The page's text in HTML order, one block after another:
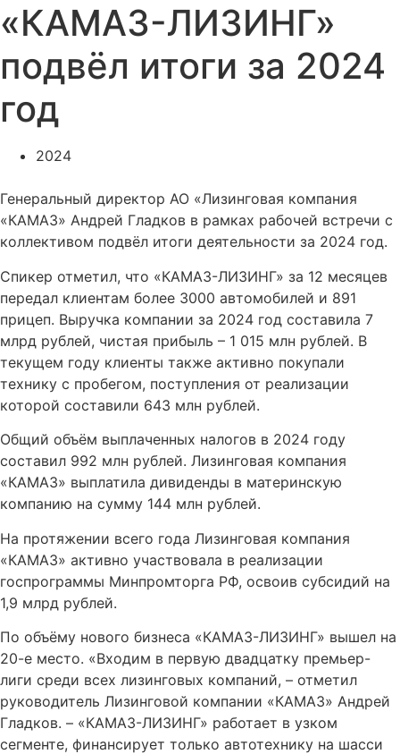
«КАМАЗ-ЛИЗИНГ»
подвёл итоги за 2024
год
2024
Генеральный директор АО «Лизинговая компания
«КАМАЗ» Андрей Гладков в рамках рабочей встречи с
коллективом подвёл итоги деятельности за 2024 год.
Спикер отметил, что «КАМАЗ-ЛИЗИНГ» за 12 месяцев
передал клиентам более 3000 автомобилей и 891
прицеп. Выручка компании за 2024 год составила 7
млрд рублей, чистая прибыль – 1 015 млн рублей. В
текущем году клиенты также активно покупали
технику с пробегом, поступления от реализации
которой составили 643 млн рублей.
Общий объём выплаченных налогов в 2024 году
составил 992 млн рублей. Лизинговая компания
«КАМАЗ» выплатила дивиденды в материнскую
компанию на сумму 144 млн рублей.
На протяжении всего года Лизинговая компания
«КАМАЗ» активно участвовала в реализации
госпрограммы Минпромторга РФ, освоив субсидий на
1,9 млрд рублей.
По объёму нового бизнеса «КАМАЗ-ЛИЗИНГ» вышел на
20-е место. «Входим в первую двадцатку премьер-
лиги среди всех лизинговых компаний, – отметил
руководитель Лизинговой компании «КАМАЗ» Андрей
Гладков. – «КАМАЗ-ЛИЗИНГ» работает в узком
сегменте, финансирует только автотехнику на шасси